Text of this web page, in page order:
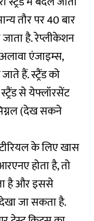
तौर पर 40 बार
जाता है. रेप्लीकेशन
एंजाइम्स,
हैं. स्ट्रैंड को
स्ट्रैंड से येफ्लॉरसेंट
(देख सकने
के लिए खास
होता है, तो
है और इससे
जा सकता है.